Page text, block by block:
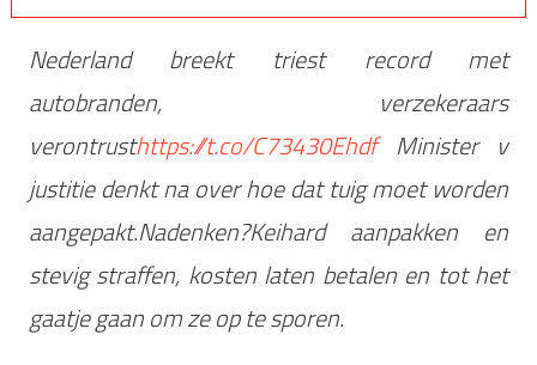
Nederland breekt triest record met
autobranden, verzekeraars
verontrusthttps://t.co/C73430EhdfMinister v
justitie denkt na over hoe dat tuig moet worden
aangepakt.Nadenken?Keihard aanpakken en
stevig straffen, kosten laten betalen en tot het
gaatje gaan om ze op te sporen.